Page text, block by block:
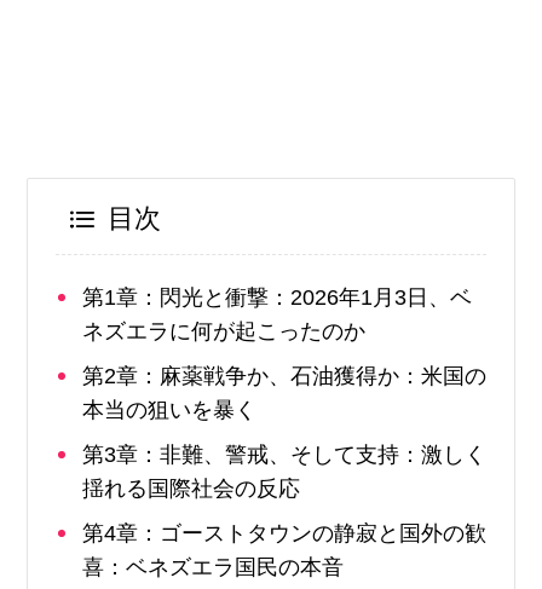
目次
第1章：閃光と衝撃：2026年1月3日、ベ
ネズエラに何が起こったのか
第2章：麻薬戦争か、石油獲得か：米国の
本当の狙いを暴く
第3章：非難、警戒、そして支持：激しく
揺れる国際社会の反応
第4章：ゴーストタウンの静寂と国外の歓
喜：ベネズエラ国民の本音